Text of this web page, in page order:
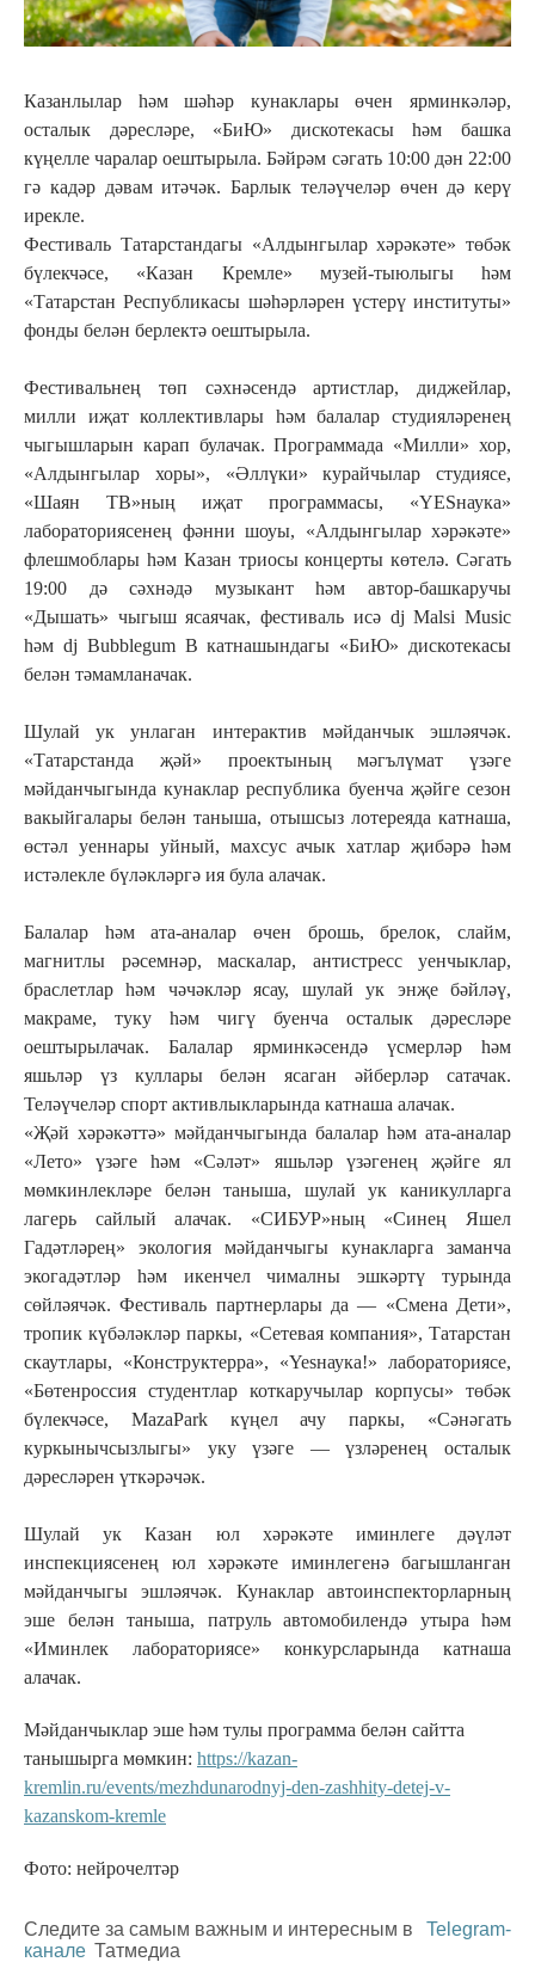
Казанлылар һәм шәһәр кунаклары өчен ярминкәләр,
осталык дәресләре, «БиЮ» дискотекасы һәм башка
күңелле чаралар оештырыла. Бәйрәм сәгать 10:00 дән 22:00
гә кадәр дәвам итәчәк. Барлык теләүчеләр өчен дә керү
ирекле.
Фестиваль Татарстандагы «Алдынгылар хәрәкәте» төбәк
бүлекчәсе, «Казан Кремле» музей-тыюлыгы һәм
«Татарстан Республикасы шәһәрләрен үстерү институты»
фонды белән берлектә оештырыла.
Фестивальнең төп сәхнәсендә артистлар, диджейлар,
милли иҗат коллективлары һәм балалар студияләренең
чыгышларын карап булачак. Программада «Милли» хор,
«Алдынгылар хоры», «Әллүки» курайчылар студиясе,
«Шаян ТВ»ның иҗат программасы, «YESнаука»
лабораториясенең фәнни шоуы, «Алдынгылар хәрәкәте»
флешмоблары һәм Казан триосы концерты көтелә. Сәгать
19:00 дә сәхнәдә музыкант һәм автор-башкаручы
«Дышать» чыгыш ясаячак, фестиваль исә dj Malsi Music
һәм dj Bubblegum B катнашындагы «БиЮ» дискотекасы
белән тәмамланачак.
Шулай ук унлаган интерактив мәйданчык эшләячәк.
«Татарстанда җәй» проектының мәгълүмат үзәге
мәйданчыгында кунаклар республика буенча җәйге сезон
вакыйгалары белән таныша, отышсыз лотереяда катнаша,
өстәл уеннары уйный, махсус ачык хатлар җибәрә һәм
истәлекле бүләкләргә ия була алачак.
Балалар һәм ата-аналар өчен брошь, брелок, слайм,
магнитлы рәсемнәр, маскалар, антистресс уенчыклар,
браслетлар һәм чәчәкләр ясау, шулай ук энҗе бәйләү,
макраме, туку һәм чигү буенча осталык дәресләре
оештырылачак. Балалар ярминкәсендә үсмерләр һәм
яшьләр үз куллары белән ясаган әйберләр сатачак.
Теләүчеләр спорт активлыкларында катнаша алачак.
«Җәй хәрәкәттә» мәйданчыгында балалар һәм ата-аналар
«Лето» үзәге һәм «Сәләт» яшьләр үзәгенең җәйге ял
мөмкинлекләре белән таныша, шулай ук каникулларга
лагерь сайлый алачак. «СИБУР»ның «Синең Яшел
Гадәтләрең» экология мәйданчыгы кунакларга заманча
экогадәтләр һәм икенчел чималны эшкәртү турында
сөйләячәк. Фестиваль партнерлары да — «Смена Дети»,
тропик күбәләкләр паркы, «Сетевая компания», Татарстан
скаутлары, «Конструктерра», «Yesнаука!» лабораториясе,
«Бөтенроссия студентлар коткаручылар корпусы» төбәк
бүлекчәсе, MazaPark күңел ачу паркы, «Сәнәгать
куркынычсызлыгы» уку үзәге — үзләренең осталык
дәресләрен үткәрәчәк.
Шулай ук Казан юл хәрәкәте иминлеге дәүләт
инспекциясенең юл хәрәкәте иминлегенә багышланган
мәйданчыгы эшләячәк. Кунаклар автоинспекторларның
эше белән таныша, патруль автомобилендә утыра һәм
«Иминлек лабораториясе» конкурсларында катнаша
алачак.
Мәйданчыклар эше һәм тулы программа белән сайтта
танышырга мөмкин: https://kazan-
kremlin.ru/events/mezhdunarodnyj-den-zashhity-detej-v-
kazanskom-kremle
Фото: нейрочелтәр
Следите за самым важным и интересным в
Telegram-
канале Татмедиа